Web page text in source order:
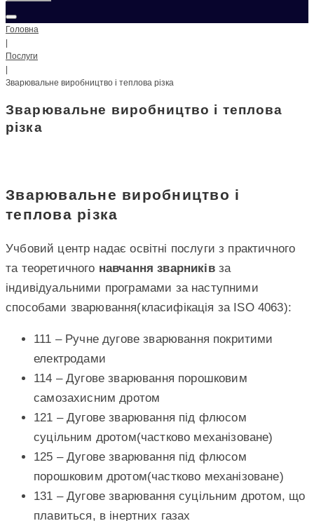
Головна
Послуги
Зварювальне виробництво і теплова різка
Зварювальне виробництво і теплова
різка
Зварювальне виробництво і
теплова різка
Учбовий центр надає освітні послуги з практичного
та теоретичного навчання зварниківза
індивідуальними програмами за наступними
способами зварювання(класифікація за ISO 4063):
111 – Ручне дугове зварювання покритими
електродами
114 – Дугове зварювання порошковим
самозахисним дротом
121 – Дугове зварювання під флюсом
суцільним дротом(частково механізоване)
125 – Дугове зварювання під флюсом
порошковим дротом(частково механізоване)
131 – Дугове зварювання суцільним дротом, що
плавиться, в інертних газах